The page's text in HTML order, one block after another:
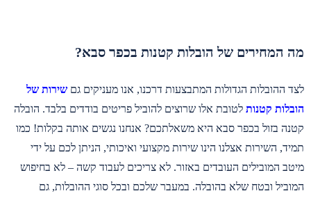
מה המחירים של הובלות קטנות בכפר סבא?
לצד ההובלות הגדולות המתבצעות דרכנו, אנו מעניקים גם שירות של
הובלות קטנות לטובת אלו שרוצים להוביל פריטים בודדים בלבד. הובלה
קטנה בזול בכפר סבא היא משאלתכם? אנחנו נגשים אותה בקלות! כמו
תמיד, השירות אצלנו הינו שירות מקצועי ואיכותי, הניתן לכם על ידי
מיטב המובילים העובדים באזור. לא צריכים לעבוד קשה – לא בחיפוש
המוביל ובטח שלא בהובלה. במעבר שלכם ובכל סוגי ההובלות, גם